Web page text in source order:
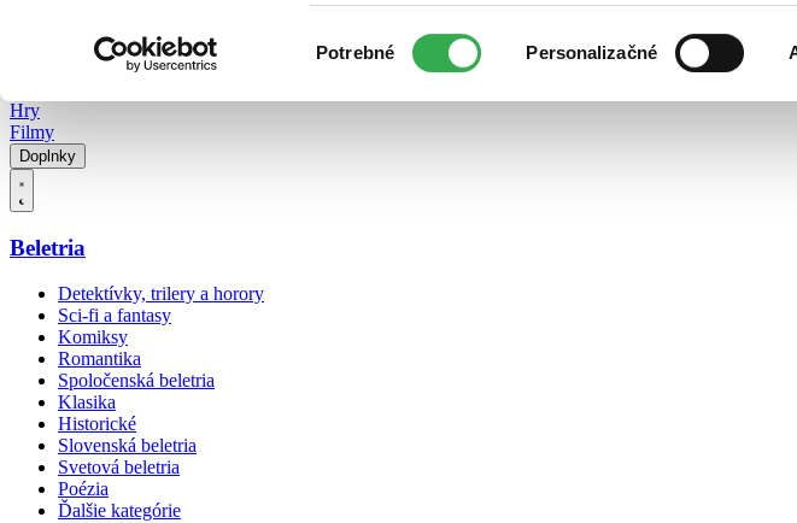
súhlasu
Potrebné Personalizačné
Hry
Filmy
Doplnky
Beletria
Detektívky, trilery a horory
Sci-fi a fantasy
Komiksy
Romantika
Spoločenská beletria
Klasika
Historické
Slovenská beletria
Svetová beletria
Poézia
Ďalšie kategórie